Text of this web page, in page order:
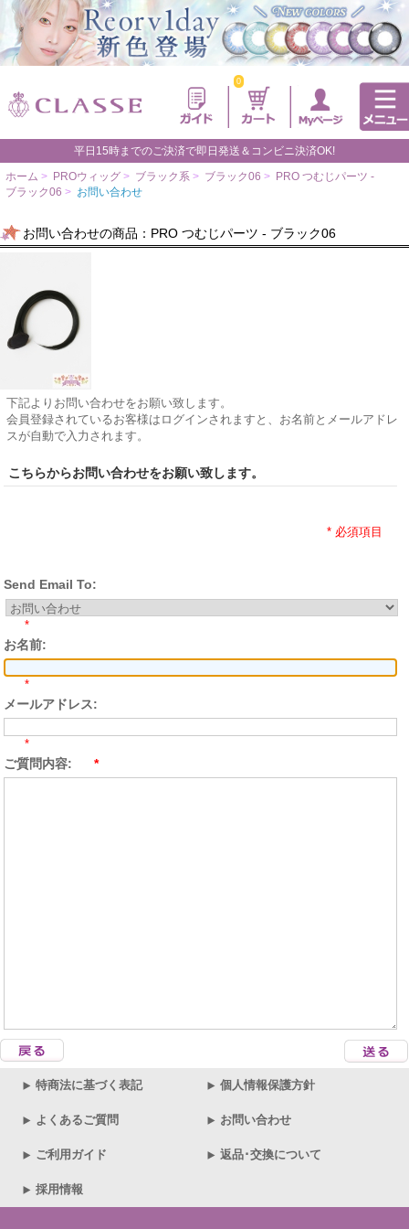
0
平日15時までのご決済で即日発送＆コンビニ決済OK!
ホーム > PROウィッグ > ブラック系 > ブラック06 > PRO つむじパーツ -
ブラック06 > お問い合わせ
お問い合わせの商品：PRO つむじパーツ - ブラック06
下記よりお問い合わせをお願い致します。
会員登録されているお客様はログインされますと、お名前とメールアドレ
スが自動で入力されます。
こちらからお問い合わせをお願い致します。
* 必須項目
Send Email To:
*
お名前:
*
メールアドレス:
*
ご質問内容: *
特商法に基づく表記 個人情報保護方針
よくあるご質問 お問い合わせ
ご利用ガイド 返品･交換について
採用情報